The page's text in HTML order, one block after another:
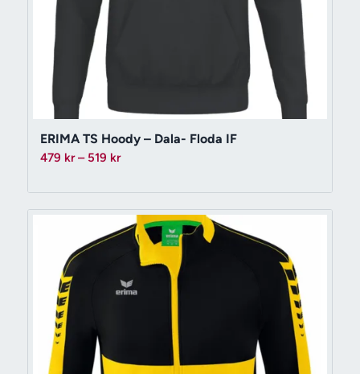
ERIMA TS Hoody – Dala- Floda IF
479 kr – 519 krPrisintervall:
till
519 kr